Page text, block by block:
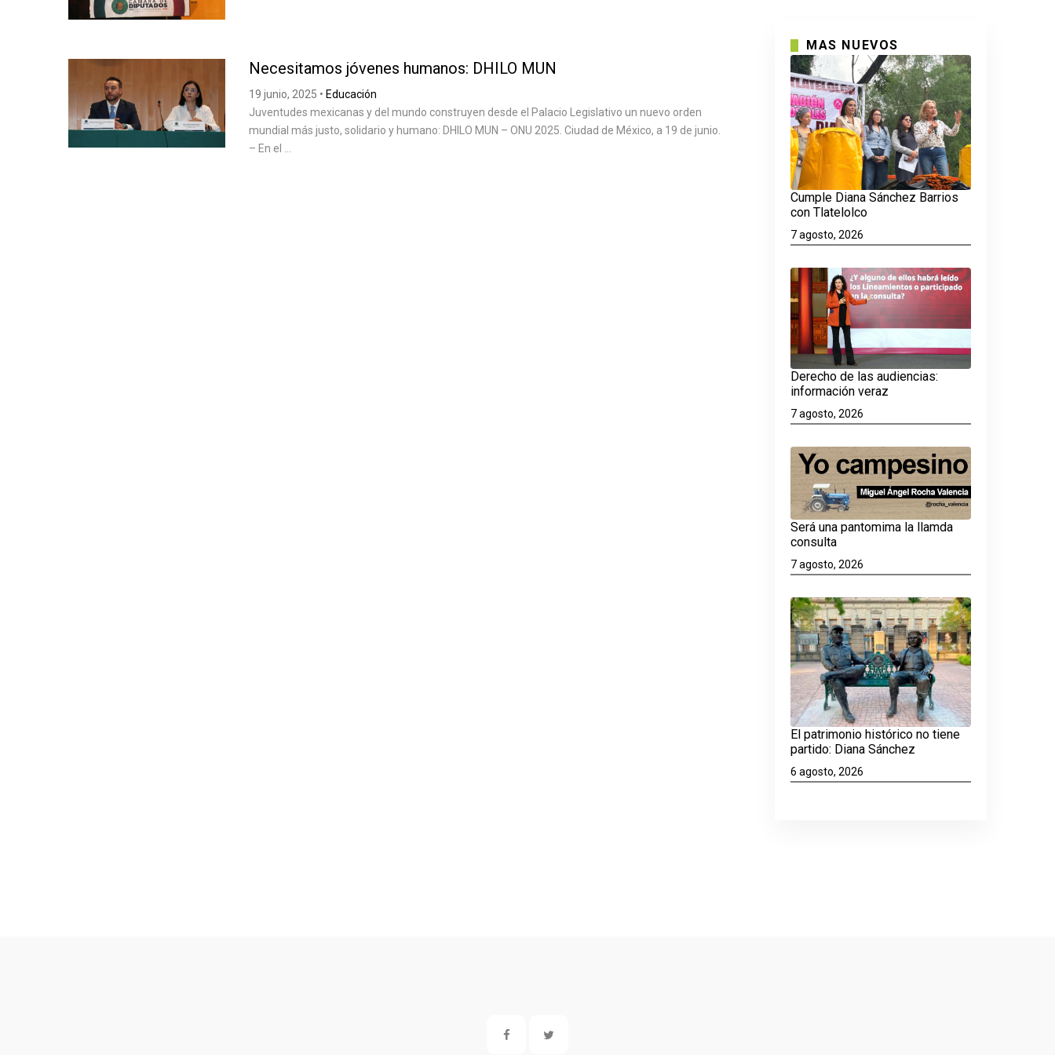
Necesitamos jóvenes humanos: DHILO MUN
19 junio, 2025 • Educación
Juventudes mexicanas y del mundo construyen desde el Palacio Legislativo un nuevo orden
mundial más justo, solidario y humano: DHILO MUN – ONU 2025. Ciudad de México, a 19 de junio.
– En el ...
MAS NUEVOS
Cumple Diana Sánchez Barrios
con Tlatelolco
7 agosto, 2026
Derecho de las audiencias:
información veraz
7 agosto, 2026
Será una pantomima la llamda
consulta
7 agosto, 2026
El patrimonio histórico no tiene
partido: Diana Sánchez
6 agosto, 2026